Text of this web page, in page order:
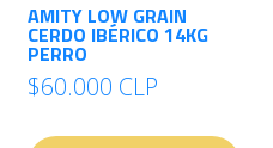
AMITY LOW GRAIN
CERDO IBÉRICO 14KG
PERRO
$60.000 CLP